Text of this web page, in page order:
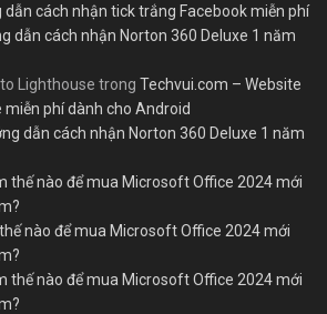
dẫn cách nhận tick trắng Facebook miễn phí
dẫn cách nhận Norton 360 Deluxe 1 năm
Lighthouse trong Techvui.com – Website
miễn phí dành cho Android
dẫn cách nhận Norton 360 Deluxe 1 năm
thế nào để mua Microsoft Office 2024 mới
thế nào để mua Microsoft Office 2024 mới
thế nào để mua Microsoft Office 2024 mới